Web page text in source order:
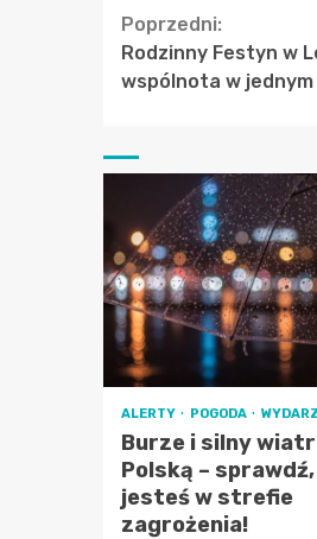
Continue
Reading
Poprzedni:
Rodzinny Festyn w
wspólnota w jednym
ALERTY POGODA
Burze i silny
Polską –
jesteś w strefie
zagrożenia!